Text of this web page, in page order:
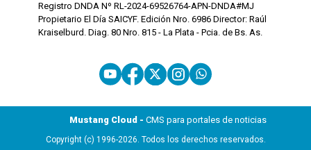
Registro DNDA Nº RL-2024-69526764-APN-DNDA#MJ
Propietario El Día SAICYF. Edición Nro. 6986 Director: Raúl
Kraiselburd. Diag. 80 Nro. 815 - La Plata - Pcia. de Bs. As.
Mustang Cloud - CMS para portales de noticias
Copyright (c) 1996-2026. Todos los derechos reservados.